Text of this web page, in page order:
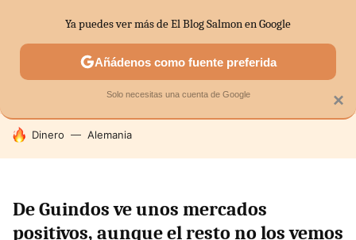
SECTORES ECONOMÍA DOMÉSTICA MERCADOS
HOY SE HABLA DE
Dinero Alemania
De Guindos ve unos mercados
positivos, aunque el resto no los vemos
×
Ya puedes ver más de El Blog Salmon en Google
Añádenos como fuente preferida
Solo necesitas una cuenta de Google